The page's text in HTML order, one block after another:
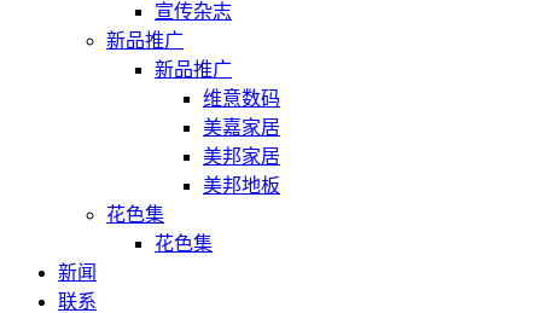
宣传杂志
新品推广
新品推广
维意数码
美嘉家居
美邦家居
美邦地板
花色集
花色集
新闻
联系